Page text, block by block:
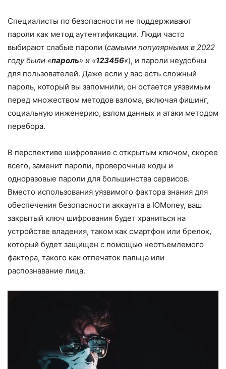
Специалисты по безопасности не поддерживают
пароли как метод аутентификации. Люди часто
выбирают слабые пароли (самыми популярными в 2022
году были «пароль» и «123456«), и пароли неудобны
для пользователей. Даже если у вас есть сложный
пароль, который вы запомнили, он остается уязвимым
перед множеством методов взлома, включая фишинг,
социальную инженерию, взлом данных и атаки методом
перебора.
В перспективе шифрование с открытым ключом, скорее
всего, заменит пароли, проверочные коды и
одноразовые пароли для большинства сервисов.
Вместо использования уязвимого фактора знания для
обеспечения безопасности аккаунта в ЮMoney, ваш
закрытый ключ шифрования будет храниться на
устройстве владения, таком как смартфон или брелок,
который будет защищен с помощью неотъемлемого
фактора, такого как отпечаток пальца или
распознавание лица.